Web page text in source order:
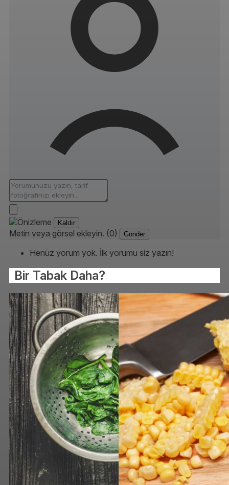
Kaldır
Metin veya görsel ekleyin. (0) Gönder
Henüz yorum yok. İlk yorumu siz yazın!
Bir Tabak Daha?